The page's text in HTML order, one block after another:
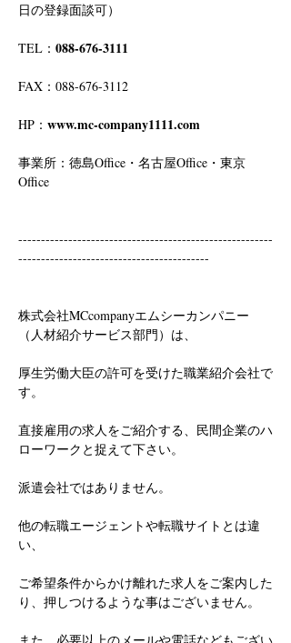
日の登録面談可）
TEL： 088-676-3111
FAX：088-676-3112
HP： www.mc-company1111.com
事業所：徳島Office・名古屋Office・東京
Office
--------------------------------------------------------
------------------------------------------
株式会社MCcompanyエムシーカンパニー
（人材紹介サービス部門）は、
厚生労働大臣の許可を受けた職業紹介会社で
す。
直接雇用の求人をご紹介する、民間企業のハ
ローワークと捉えて下さい。
派遣会社ではありません。
他の転職エージェントや転職サイトとは違
い、
ご希望条件からかけ離れた求人をご案内した
り、押しつけるような事はございません。